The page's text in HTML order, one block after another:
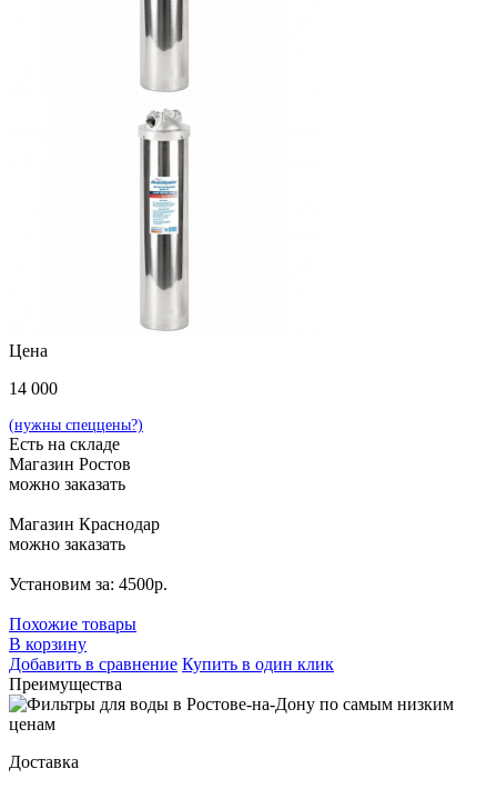
Цена
14 000
(нужны спеццены?)
Есть на складе
Магазин Ростов
можно заказать
Магазин Краснодар
можно заказать
Установим за: 4500р.
Похожие товары
В корзину
Добавить в сравнение Купить в один клик
Преимущества
Доставка